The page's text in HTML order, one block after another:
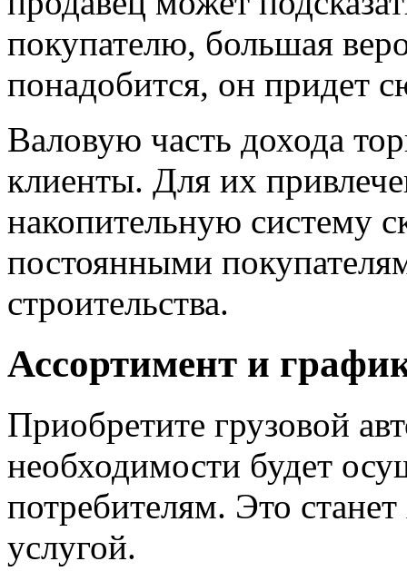
покупателю, большая
понадобится, он придет
Валовую часть дохода
клиенты. Для их
накопительную систему
постоянными
строительства.
Ассортимент и
Приобретите грузовой
необходимости будет
потребителям. Это
услугой.